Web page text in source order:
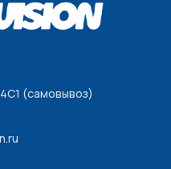
(самовывоз)